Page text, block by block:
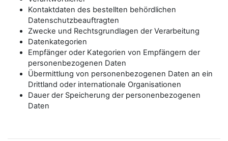
Kontaktdaten des bestellten behördlichen
Datenschutzbeauftragten
Zwecke und Rechtsgrundlagen der Verarbeitung
Datenkategorien
Empfänger oder Kategorien von Empfängern der
personenbezogenen Daten
Übermittlung von personenbezogenen Daten an ein
Drittland oder internationale Organisationen
Dauer der Speicherung der personenbezogenen
Daten